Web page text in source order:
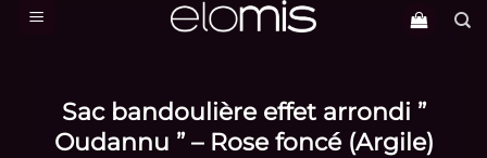
Passer
Sac bandoulière effet arrondi ”
Oudannu ” – Rose foncé (Argile)